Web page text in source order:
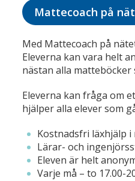
Mattecoach på
Med Mattecoach på
Eleverna kan vara helt
nästan alla
Eleverna kan fråga om
hjälper alla elever som
Kostnadsfri läxhjälp
Lärar- och
Eleven är helt
Varje må – to 17.00-